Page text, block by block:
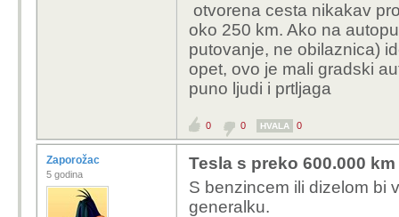
byd dolphin surf na
15 k€, twingo je
300 - 400 km. Za
Kant kaže...
Koliko
5
ima još dva
9500E
Prodajem
otvorena cesta nikakav
oko 250 km. Ako na
putovanje, ne obilaznica)
opet, ovo je mali gradski
puno ljudi i prtljaga
0 0 HVALA 0
Zaporožac
5 godina
Tesla s preko 600.000
S benzincem ili dizelom bi
generalku.